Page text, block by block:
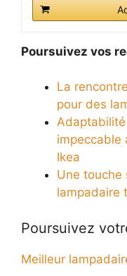
Poursuivez vos
La
pour des
impeccable
Ikea
Une touche
lampadaire
Poursuivez
Meilleur